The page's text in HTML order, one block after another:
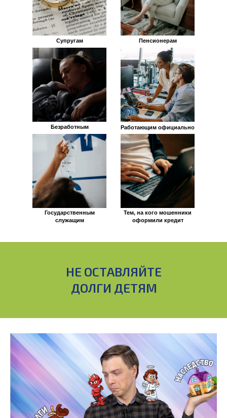
Пенсионерам
Супругам
Безработным Работающим официально
Государственным
служащим
Тем, на кого мошенники
оформили кредит
НЕ ОСТАВЛЯЙТЕ
ДОЛГИ ДЕТЯМ